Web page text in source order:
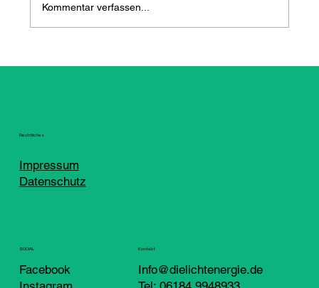
Kommentar verfassen...
Rechtliches
Impressum
Datenschutz
SOCIAL
Facebook
Kontakt
Info@dielichtenergie.de